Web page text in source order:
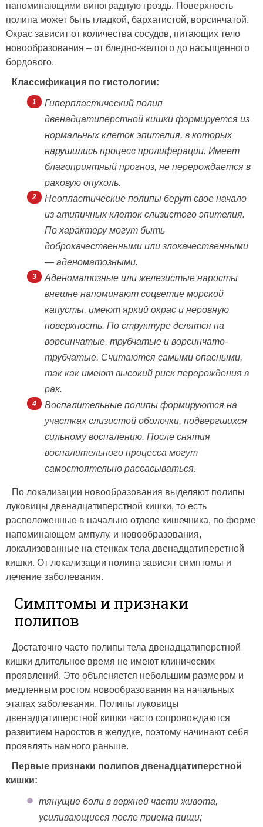
напоминающими виноградную гроздь. Поверхность
полипа может быть гладкой, бархатистой, ворсинчатой.
Окрас зависит от количества сосудов, питающих тело
новообразования – от бледно-желтого до насыщенного
бордового.
Классификация по гистологии:
Гиперпластический полип
двенадцатиперстной кишки формируется из
нормальных клеток эпителия, в которых
нарушились процесс пролиферации. Имеет
благоприятный прогноз, не перерождается в
раковую опухоль.
Неопластические полипы берут свое начало
из атипичных клеток слизистого эпителия.
По характеру могут быть
доброкачественными или злокачественными
— аденоматозными.
Аденоматозные или железистые наросты
внешне напоминают соцветие морской
капусты, имеют яркий окрас и неровную
поверхность. По структуре делятся на
ворсинчатые, трубчатые и ворсинчато-
трубчатые. Считаются самыми опасными,
так как имеют высокий риск перерождения в
рак.
Воспалительные полипы формируются на
участках слизистой оболочки, подвергшихся
сильному воспалению. После снятия
воспалительного процесса могут
самостоятельно рассасываться.
По локализации новообразования выделяют полипы
луковицы двенадцатиперстной кишки, то есть
расположенные в начально отделе кишечника, по форме
напоминающем ампулу, и новообразования,
локализованные на стенках тела двенадцатиперстной
кишки. От локализации полипа зависят симптомы и
лечение заболевания.
Симптомы и признаки
полипов
Достаточно часто полипы тела двенадцатиперстной
кишки длительное время не имеют клинических
проявлений. Это объясняется небольшим размером и
медленным ростом новообразования на начальных
этапах заболевания. Полипы луковицы
двенадцатиперстной кишки часто сопровождаются
развитием наростов в желудке, поэтому начинают себя
проявлять намного раньше.
Первые признаки полипов двенадцатиперстной
кишки:
тянущие боли в верхней части живота,
усиливающиеся после приема пищи;